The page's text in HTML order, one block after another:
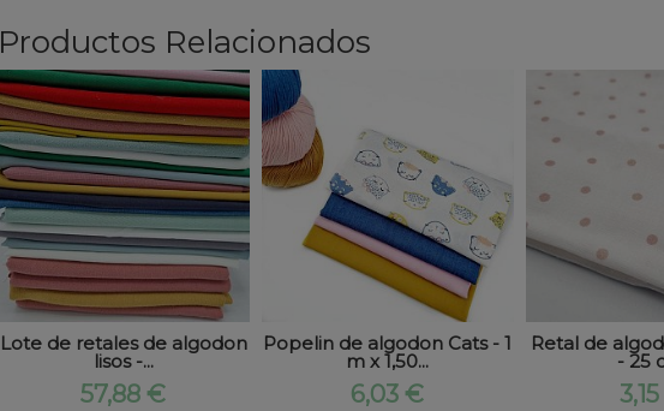
Productos Relacionados
Lote de retales de algodon
lisos -...
57,88 €
Popelin de algodon Cats - 1
m x 1,50...
6,03 €
Retal de
- 25